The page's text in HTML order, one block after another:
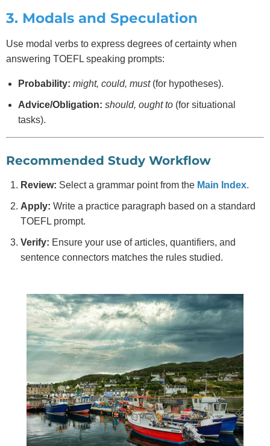
3. Modals and Speculation
Use modal verbs to express degrees of certainty when
answering TOEFL speaking prompts:
Probability: might, could, must(for hypotheses).
Advice/Obligation: should, ought to (for situational
tasks).
Recommended Study Workflow
Review: Select a grammar point from the Main Index.
Apply: Write a practice paragraph based on a standard
TOEFL prompt.
Verify: Ensure your use of articles, quantifiers, and
sentence connectors matches the rules studied.